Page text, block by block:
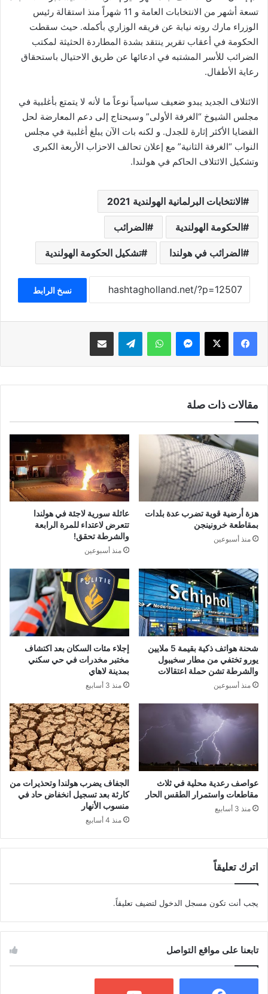
تسعة أشهر من الانتخابات العامة و 11 شهراً منذ استقالة رئيس
الوزراء مارك روته نيابة عن فريقه الوزاري بأكمله. حيث سقطت
الحكومة في أعقاب تقرير ينتقد بشدة المطاردة الحثيثة لمكتب
الضرائب للأسر المشتبه في ادعائها عن طريق الاحتيال باستحقاق
رعاية الأطفال.
الائتلاف الجديد يبدو ضعيف سياسياً نوعاً ما لأنه لا يتمتع بأغلبية في
مجلس الشيوخ “الغرفة الأولى” وسيحتاج إلى دعم المعارضة لحل
القضايا الأكثر إثارة للجدل. و لكنه بات الآن يبلغ أغلبية في مجلس
النواب “الغرفة الثانية” مع إعلان تحالف الاحزاب الأربعة الكبرى
وتشكيل الائتلاف الحاكم في هولندا.
الانتخابات البرلمانية الهولندية 2021
الحكومة الهولندية الضرائب
الضرائب في هولندا تشكيل الحكومة الهولندية
نسخ الرابط
فيسبوك ‫X ماسنجر واتساب تيلقرام مشاركة عبر البريد
مقالات ذات صلة
هزة أرضية قوية تضرب عدة بلدات
بمقاطعة خرونينجن
منذ أسبوعين
عائلة سورية لاجئة في هولندا
تتعرض لاعتداء للمرة الرابعة
والشرطة تحقق!
منذ أسبوعين
شحنة هواتف ذكية بقيمة 5 ملايين
يورو تختفي من مطار سخيبول
والشرطة تشن حملة اعتقالات
منذ أسبوعين
إجلاء مئات السكان بعد اكتشاف
مختبر مخدرات في حي سكني
بمدينة لاهاي
منذ 3 أسابيع
عواصف رعدية محلية في ثلاث
مقاطعات واستمرار الطقس الحار
منذ 3 أسابيع
الجفاف يضرب هولندا وتحذيرات من
كارثة بعد تسجيل انخفاض حاد في
منسوب الأنهار
منذ 4 أسابيع
اترك تعليقاً
يجب أنت تكون مسجل الدخول لتضيف تعليقاً.
تابعنا على مواقع التواصل